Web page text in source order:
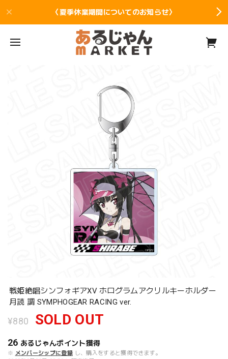
〈夏季休業期間についてのお知らせ〉
戦姫絶唱シンフォギアXV ホログラムアクリルキーホルダー
月読 調 SYMPHOGEAR RACING ver.
¥880 SOLD OUT
26 あるじゃんポイント獲得
※ メンバーシップに登録 し、購入をすると獲得できます。